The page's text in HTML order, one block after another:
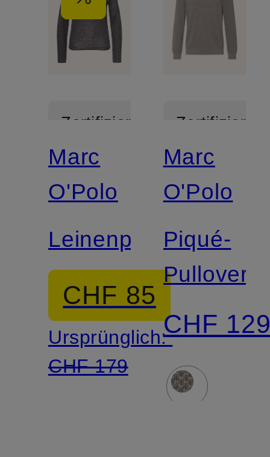
Zertifiziert
Marc
O'Polo
Leinenpullover
CHF 85
Ursprünglich:
CHF 179
Zertifiziert
Marc
O'Polo
Piqué-
Pullover
CHF